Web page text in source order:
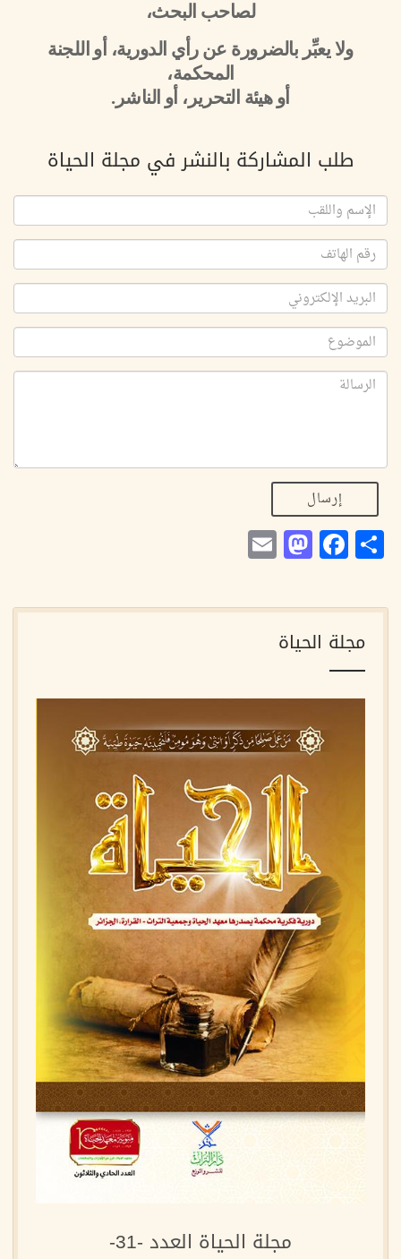
لصاحب البحث،
ولا يعبِّر بالضرورة عن رأي الدورية، أو اللجنة
المحكمة،
أو هيئة التحرير، أو الناشر.
طلب المشاركة بالنشر في مجلة الحياة
إرسال
Share
Facebook
Mastodon
مجلة الحياة
مجلة الحياة العدد -31-